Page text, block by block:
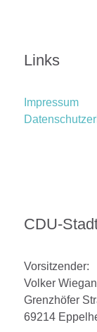
Links
Impressum
CDU-
Vorsitzender:
Volker
Grenzhöfer
69214